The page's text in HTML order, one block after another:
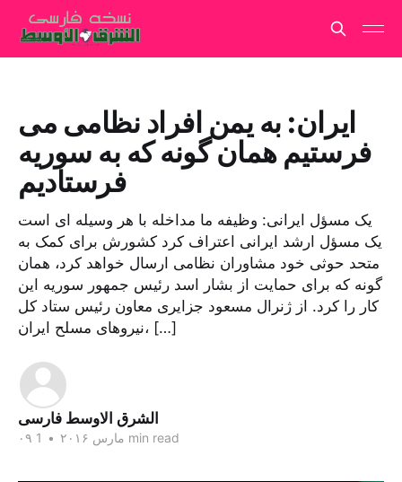
ایران: به یمن افراد نظامی می
فرستیم همان گونه که به سوریه
فرستادیم
یک مسؤل ایرانی: وظیفه ما مداخله با هر وسیله ای است
یک مسؤل ارشد ایرانی اعتراف کرد کشورش برای کمک به
متحد حوثی خود مشاوران نظامی ارسال خواهد کرد، همان
گونه که برای حمایت از بشار اسد رئیس جمهور سوریه این
کار را کرد. از ژنرال مسعود جزایری معاون رئیس ستاد کل
نیروهای مسلح ایران، […]
الشرق الاوسط فارسی
۰۹ مارس ۲۰۱۶ • 1 min read